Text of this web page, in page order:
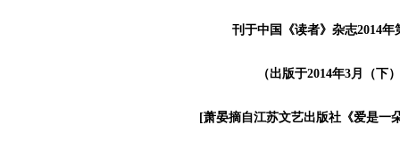
刊于中国《读者》杂志2014年
（出版于2014年3月（下）
[萧晏摘自江苏文艺出版社《爱是一